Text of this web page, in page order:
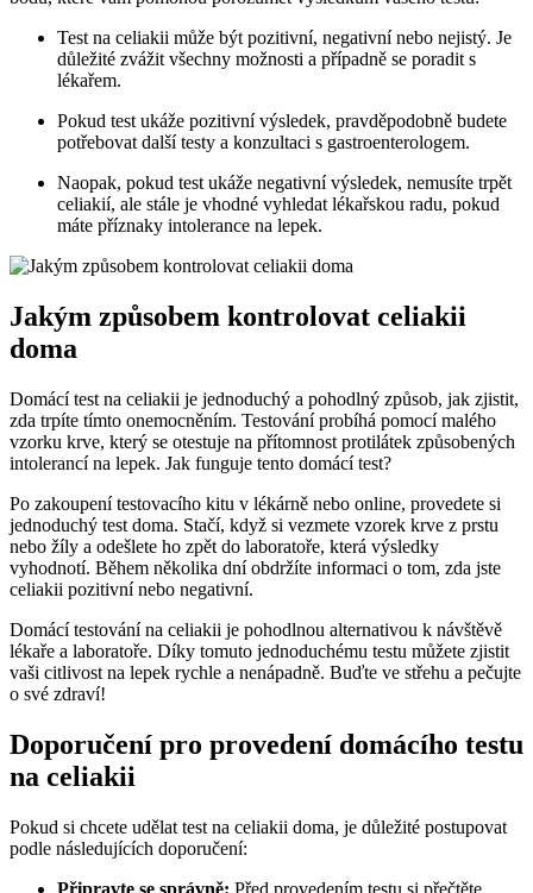
Test na celiakii může být pozitivní, negativní nebo nejistý. Je
důležité zvážit všechny možnosti a případně se poradit s
lékařem.
Pokud test ukáže pozitivní výsledek, pravděpodobně budete
potřebovat další testy a konzultaci s gastroenterologem.
Naopak, pokud test ukáže negativní výsledek, nemusíte trpět
celiakií, ale stále je vhodné vyhledat lékařskou radu, pokud
máte příznaky intolerance na lepek.
Jakým způsobem kontrolovat celiakii
doma
Domácí test na celiakii je jednoduchý a pohodlný způsob, jak zjistit,
zda trpíte tímto onemocněním. Testování probíhá pomocí malého
vzorku krve, který se otestuje na přítomnost protilátek způsobených
intolerancí na lepek. Jak funguje tento domácí test?
Po zakoupení testovacího kitu v lékárně nebo online, provedete si
jednoduchý test doma. Stačí, když si vezmete vzorek krve z prstu
nebo žíly a odešlete ho zpět do laboratoře, která výsledky
vyhodnotí. Během několika dní obdržíte informaci o tom, zda jste
celiakii pozitivní nebo negativní.
Domácí testování na celiakii je pohodlnou alternativou k návštěvě
lékaře a laboratoře. Díky tomuto jednoduchému testu můžete zjistit
vaši citlivost na lepek rychle a nenápadně. Buďte ve střehu a pečujte
o své zdraví!
Doporučení pro provedení domácího testu
na celiakii
Pokud si chcete udělat test na celiakii doma, je důležité postupovat
podle následujících doporučení:
Připravte se správně: Před provedením testu si přečtěte